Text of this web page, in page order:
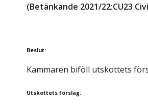
(Betänkande 2021/22:CU23
Beslut:
Kammaren biföll utskottets
Utskottets förslag: